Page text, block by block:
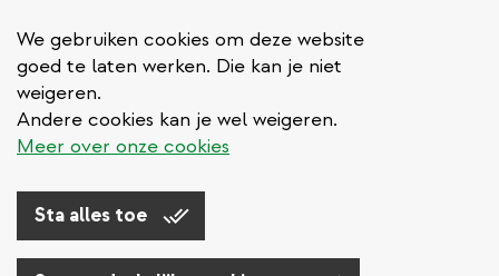
We gebruiken cookies om deze website
goed te laten werken. Die kan je niet
weigeren.
Andere cookies kan je wel weigeren.
Meer over onze cookies
Sta alles toe